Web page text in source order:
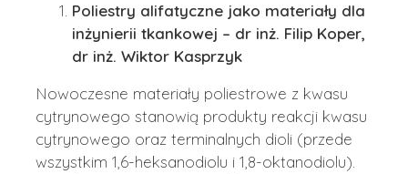
Poliestry alifatyczne jako materiały dla
inżynierii tkankowej – dr inż. Filip Koper,
dr inż. Wiktor Kasprzyk
Nowoczesne materiały poliestrowe z kwasu
cytrynowego stanowią produkty reakcji kwasu
cytrynowego oraz terminalnych dioli (przede
wszystkim 1,6-heksanodiolu i 1,8-oktanodiolu).